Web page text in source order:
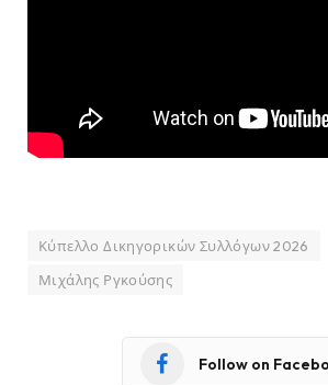
Κύπελλο Δικηγορικών Συλλόγων 2026
Μιχάλης Ργκούσης
Follow on